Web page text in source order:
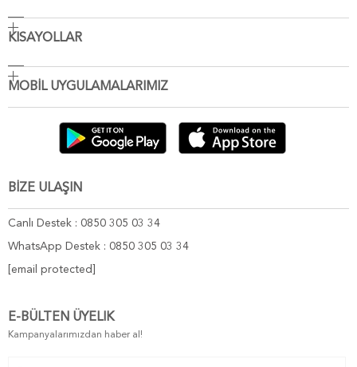
KISAYOLLAR
MOBİL UYGULAMALARIMIZ
BİZE ULAŞIN
Canlı Destek : 0850 305 03 34
WhatsApp Destek : 0850 305 03 34
[email protected]
E-BÜLTEN ÜYELIK
Kampanyalarımızdan haber al!